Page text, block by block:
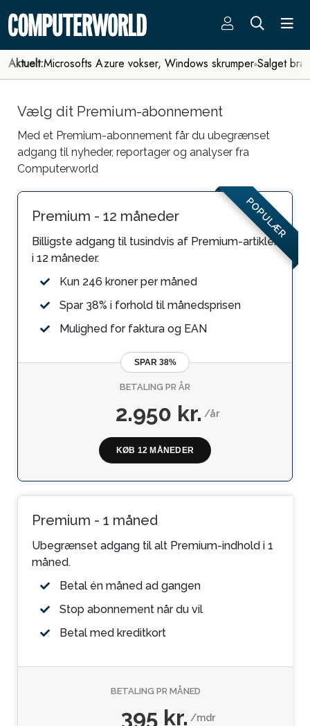
Aktuelt:Microsofts Azure vokser, Windows skrumper Salget
Vælg dit Premium-abonnement
Med et Premium-abonnement får du ubegrænset
adgang til nyheder, reportager og analyser fra
Computerworld
Premium - 1 måned
Ubegrænset adgang til alt Premium-indhold i 1
måned.
Betal én måned ad gangen
Stop abonnement når du vil
Betal med kreditkort
BETALING PR MÅNED
395 kr./mdr
POPULÆR
Premium - 12 måneder
Billigste adgang til tusindvis af Premium-artikler
i 12 måneder.
Kun 246 kroner per måned
Spar 38% i forhold til månedsprisen
Mulighed for faktura og EAN
SPAR 38%
BETALING PR ÅR
2.950 kr./år
KØB 12 MÅNEDER